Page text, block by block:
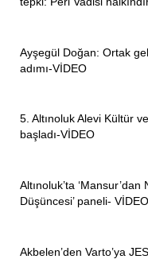
Ayşegül Doğan: Ortak
adımı-VİDEO
5. Altınoluk Alevi Kültür
başladı-VİDEO
Altınoluk’ta
Düşüncesi’ paneli- VİDEO
Akbelen’den Varto’ya